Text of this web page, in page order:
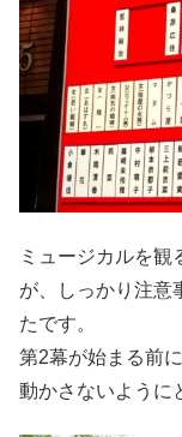
ミュージカルを観
が、しっかり注意
たです。
第2幕が始まる前
動かさないように